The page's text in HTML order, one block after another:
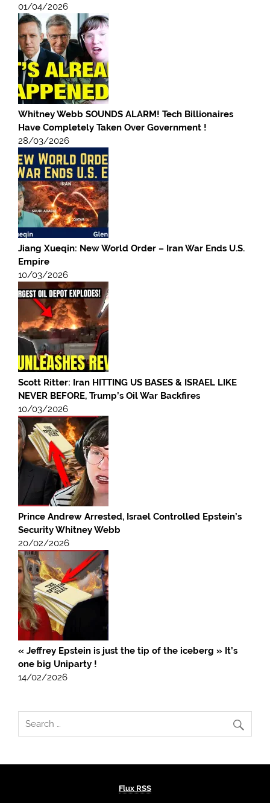
01/04/2026
Whitney Webb SOUNDS ALARM! Tech Billionaires
Have Completely Taken Over Government !
28/03/2026
Jiang Xueqin: New World Order – Iran War Ends U.S.
Empire
10/03/2026
Scott Ritter: Iran HITTING US BASES & ISRAEL LIKE
NEVER BEFORE, Trump’s Oil War Backfires
10/03/2026
Prince Andrew Arrested, Israel Controlled Epstein’s
Security Whitney Webb
20/02/2026
« Jeffrey Epstein is just the tip of the iceberg » It’s
one big Uniparty !
14/02/2026
Flux RSS